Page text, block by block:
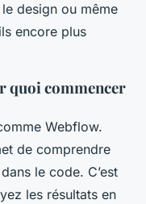
design ou même
encore plus
quoi commencer
Webflow.
de comprendre
le code. C’est
les résultats en